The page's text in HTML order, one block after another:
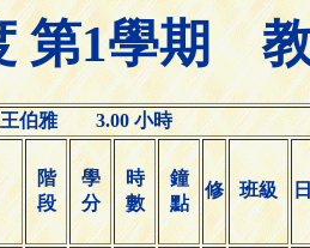
第1學期
雅 3.00 小時
階
段
學
分
時
數
鐘
點
修 班級